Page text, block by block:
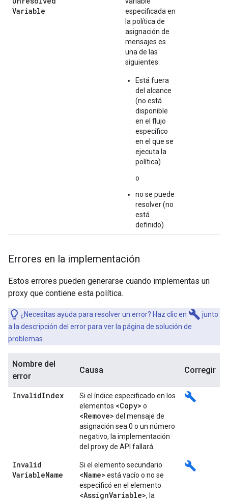
Variable
especificada en
la política de
asignación de
mensajes es
una de las
siguientes:
Está fuera
del alcance
(no está
disponible
en el flujo
específico
en el que se
ejecuta la
política)
o
no se puede
resolver (no
está
definido)
Errores en la implementación
Estos errores pueden generarse cuando implementas un
proxy que contiene esta política.
¿Necesitas ayuda para resolver un error? Haz clic en build junto
a la descripción del error para ver la página de solución de
problemas.
Nombre del
error
Causa Corregir
InvalidIndex
Si el índice especificado en los
elementos <Copy> o
<Remove> del mensaje de
asignación sea 0 o un número
negativo, la implementación
del proxy de API fallará.
build
Invalid
VariableName
Si el elemento secundario
<Name> está vacío o no se
especificó en el elemento
<AssignVariable>, la
build